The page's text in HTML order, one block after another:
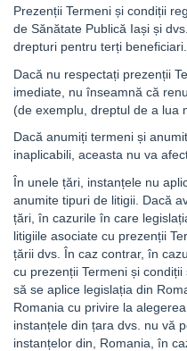
Prezenții Termeni și condiții
de Sănătate Publică Iași și
drepturi pentru terți beneficiari.
Dacă nu respectați prezenții
imediate, nu înseamnă că
(de exemplu, dreptul de a lua
Dacă anumiți termeni și
inaplicabili, aceasta nu va
În unele țări, instanțele nu
anumite tipuri de litigii. Dacă
țări, în cazurile în care
litigiile asociate cu prezenții
țării dvs. În caz contrar, în
cu prezenții Termeni și
să se aplice legislația din
Romania cu privire la
instanțele din țara dvs. nu vă
instanțelor din, Romania, în